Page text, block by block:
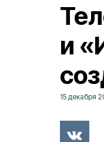
и
15 декабря